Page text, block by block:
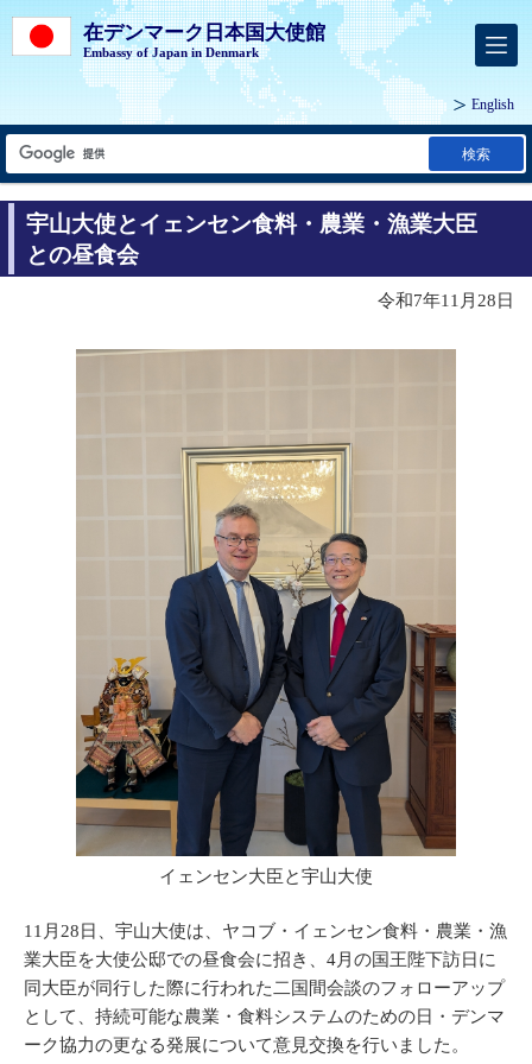
在デンマーク日本国大使館
Embassy of Japan in Denmark
English
検索
宇山大使とイェンセン食料・農業・漁業大臣
との昼食会
令和7年11月28日
イェンセン大臣と宇山大使
11月28日、宇山大使は、ヤコブ・イェンセン食料・農業・漁
業大臣を大使公邸での昼食会に招き、4月の国王陛下訪日に
同大臣が同行した際に行われた二国間会談のフォローアップ
として、持続可能な農業・食料システムのための日・デンマ
ーク協力の更なる発展について意見交換を行いました。